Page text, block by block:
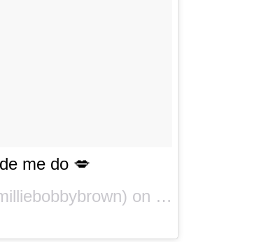
me do 💋
on Aug 11, 2018 at 6:48pm PDT